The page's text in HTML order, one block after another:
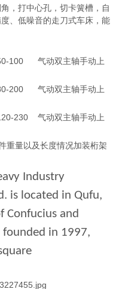
，打中心孔，切卡簧槽，自
、低噪音的走刀式车床，能
100气动双主轴手动上
200气动双主轴手动上
230气动双主轴手动上
重量以及长度情况加装桁架
Industry
is located in Qufu,
Confucius and
founded in 1997,